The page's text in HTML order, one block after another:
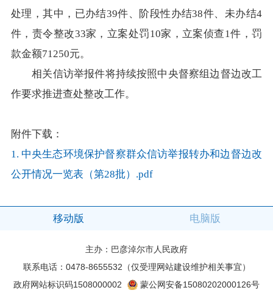
在线访谈 意见征集 诉求公开
行政区划
人文历史
处理，其中，已办结39件、阶段性办结38件、未办结4
件，责令整改33家，立案处罚10家，立案侦查1件，罚
款金额71250元。
相关信访举报件将持续按照中央督察组边督边改工
作要求推进查处整改工作。
附件下载：
1. 中央生态环境保护督察群众信访举报转办和边督边改
公开情况一览表（第28批）.pdf
移动版 电脑版
主办：巴彦淖尔市人民政府
联系电话：0478-8655532（仅受理网站建设维护相关事宜）
政府网站标识码1508000002
蒙公网安备15080202000126号